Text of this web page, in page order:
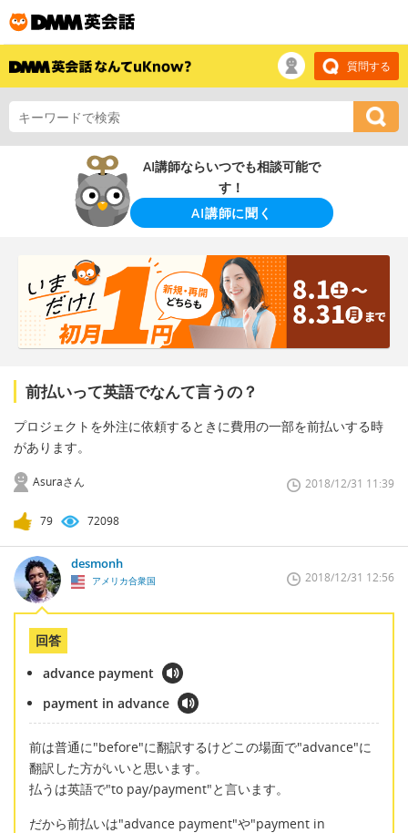
質問する
AI講師ならいつでも相談可能で
す！
AI講師に聞く
前払いって英語でなんて言うの？
プロジェクトを外注に依頼するときに費用の一部を前払いする時
があります。
Asuraさん 2018/12/31 11:39
79 72098
desmonh
アメリカ合衆国 2018/12/31 12:56
回答
advance payment
payment in advance
前は普通に"before"に翻訳するけどこの場面で"advance"に
翻訳した方がいいと思います。
払うは英語で"to pay/payment"と言います。
だから前払いは"advance payment"や"payment in